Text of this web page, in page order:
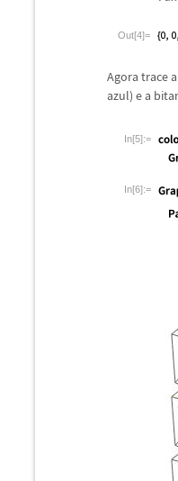
Out[4]=
Agora trace
azul) e a
In[5]:=
In[6]:=